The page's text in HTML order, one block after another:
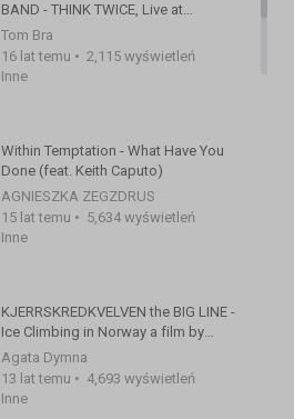
BAND - THINK TWICE, Live at
Öyafestivalen 2004
Tom Bra
16 lat temu • 2,115 wyświetleń
Inne
Within Temptation - What Have You
Done (feat. Keith Caputo)
AGNIESZKA ZEGZDRUS
15 lat temu • 5,634 wyświetleń
Inne
KJERRSKREDKVELVEN the BIG LINE -
Ice Climbing in Norway a film by
M.Scherer and T.Schmitt
Agata Dymna
13 lat temu • 4,693 wyświetleń
Inne